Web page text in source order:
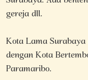
gereja dll.
Kota Lama
dengan Kota
Paramaribo.